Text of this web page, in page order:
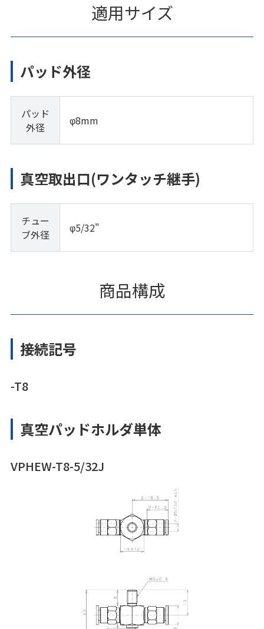
適用サイズ
パッド外径
パッド
外径
φ8mm
真空取出口(ワンタッチ継手)
チュー
ブ外径
φ5/32"
商品構成
接続記号
-T8
真空パッドホルダ単体
VPHEW-T8-5/32J